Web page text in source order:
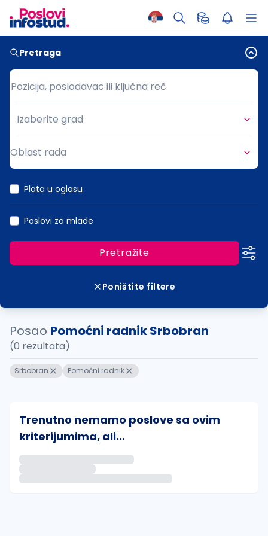
Pretraga
Pozicija, poslodavac ili ključna reč
Pozicija, poslodavac ili ključna reč
Grad
Izaberite grad
Oblast rada
Plata u oglasu
Poslovi za mlade
Pretražite
Poništite filtere
Posao Pomoćni radnik Srbobran
(0 rezultata)
Srbobran Pomoćni radnik
Trenutno nemamo poslove sa ovim
kriterijumima, ali...